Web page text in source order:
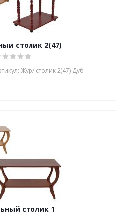
столик 2(47)
Жур/ столик 2(47) Дуб
столик 1